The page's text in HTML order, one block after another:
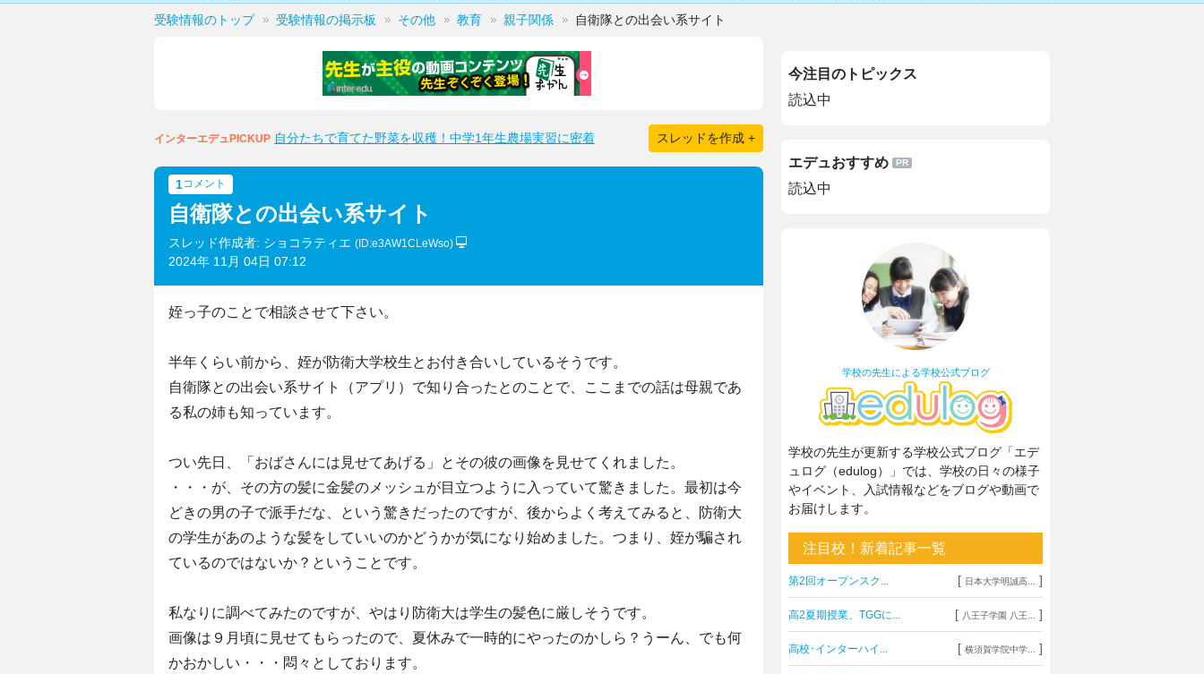
受験情報のトップ 受験情報の掲示板 その他 教育 親子関係 自衛隊との出会い系サイト
インターエデュPICKUP 自分たちで育てた野菜を収穫！中学1年生農場実習に密着 スレッドを作成 +
1コメント
自衛隊との出会い系サイト
スレッド作成者: ショコラティエ (ID:e3AW1CLeWso)
2024年 11月 04日 07:12
姪っ子のことで相談させて下さい。
半年くらい前から、姪が防衛大学校生とお付き合いしているそうです。
自衛隊との出会い系サイト（アプリ）で知り合ったとのことで、ここまでの話は母親であ
る私の姉も知っています。
つい先日、「おばさんには見せてあげる」とその彼の画像を見せてくれました。
・・・が、その方の髪に金髪のメッシュが目立つように入っていて驚きました。最初は今
どきの男の子で派手だな、という驚きだったのですが、後からよく考えてみると、防衛大
の学生があのような髪をしていいのかどうかが気になり始めました。つまり、姪が騙され
ているのではないか？ということです。
私なりに調べてみたのですが、やはり防衛大は学生の髪色に厳しそうです。
画像は９月頃に見せてもらったので、夏休みで一時的にやったのかしら？うーん、でも何
かおかしい・・・悶々としております。
今注目のトピックス
読込中
エデュおすすめ
読込中
学校の先生による学校公式ブログ
学校の先生が更新する学校公式ブログ「エデ
ュログ（edulog）」では、学校の日々の様子
やイベント、入試情報などをブログや動画で
お届けします。
注目校！新着記事一覧
第2回オープンスク... [ 日本大学明誠高... ]
高2夏期授業、TGGに... [ 八王子学園 八王... ]
高校･インターハイ... [ 横須賀学院中学... ]